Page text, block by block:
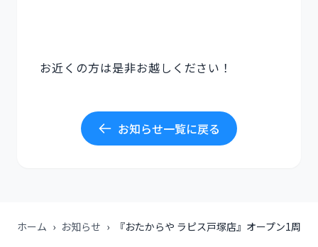
お近くの方は是非お越しください！
お知らせ一覧に戻る
ホーム › お知らせ › 『おたからや ラピス戸塚店』オープン1周年